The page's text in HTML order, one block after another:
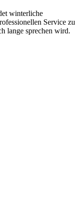
winterliche
Service zu
lange sprechen wird.